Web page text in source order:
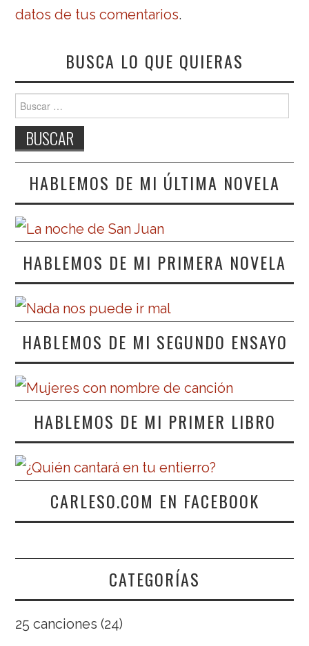
datos de tus comentarios.
BUSCA LO QUE QUIERAS
Buscar:
HABLEMOS DE MI ÚLTIMA NOVELA
HABLEMOS DE MI PRIMERA NOVELA
HABLEMOS DE MI SEGUNDO ENSAYO
HABLEMOS DE MI PRIMER LIBRO
CARLESO.COM EN FACEBOOK
CATEGORÍAS
25 canciones (24)